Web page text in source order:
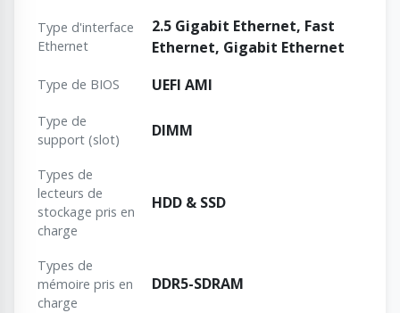
Type d'interface
Ethernet
2.5 Gigabit Ethernet, Fast
Ethernet, Gigabit Ethernet
Type de BIOS UEFI AMI
Type de
support (slot)
DIMM
Types de
lecteurs de
stockage pris en
charge
HDD & SSD
Types de
mémoire pris en
charge
DDR5-SDRAM